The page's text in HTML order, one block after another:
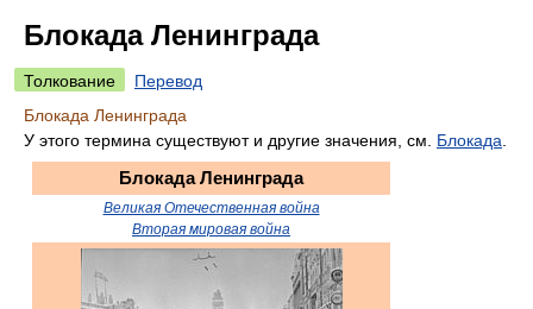
Блокада Ленинграда
Толкование
Перевод
Блокада Ленинграда
У этого термина существуют и другие значения, см. Блокада
Блокада Ленинграда
Великая Отечественная война
Вторая мировая война